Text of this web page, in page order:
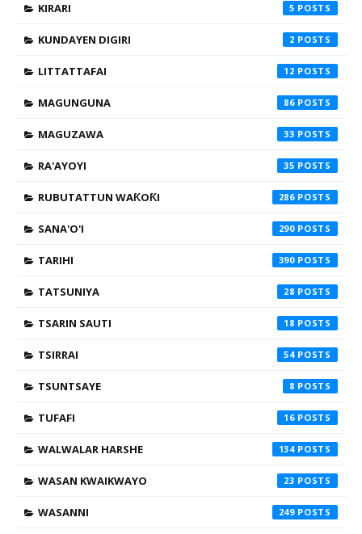
KIRARI 5
KUNDAYEN DIGIRI 2
LITTATTAFAI 12
MAGUNGUNA 86
MAGUZAWA 33
RA'AYOYI 35
RUBUTATTUN WAƘOƘI 286
SANA'O'I 290
TARIHI 390
TATSUNIYA 28
TSARIN SAUTI 18
TSIRRAI 54
TSUNTSAYE 8
TUFAFI 16
WALWALAR HARSHE 134
WASAN KWAIKWAYO 23
WASANNI 249